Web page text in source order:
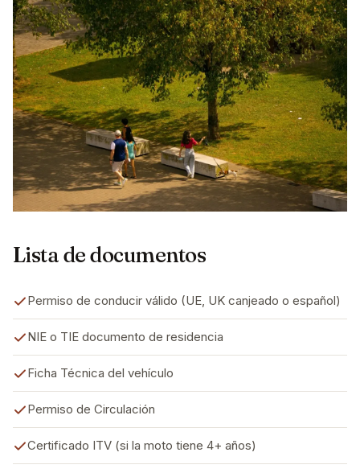
Lista de documentos
Permiso de conducir válido (UE, UK canjeado o español)
NIE o TIE documento de residencia
Ficha Técnica del vehículo
Permiso de Circulación
Certificado ITV (si la moto tiene 4+ años)